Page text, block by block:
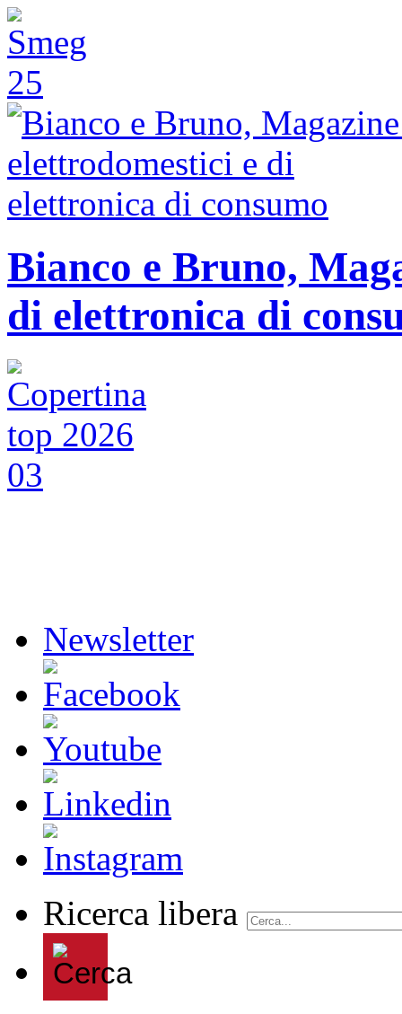
Bianco e Bruno,
di elettronica di
Newsletter
Ricerca libera